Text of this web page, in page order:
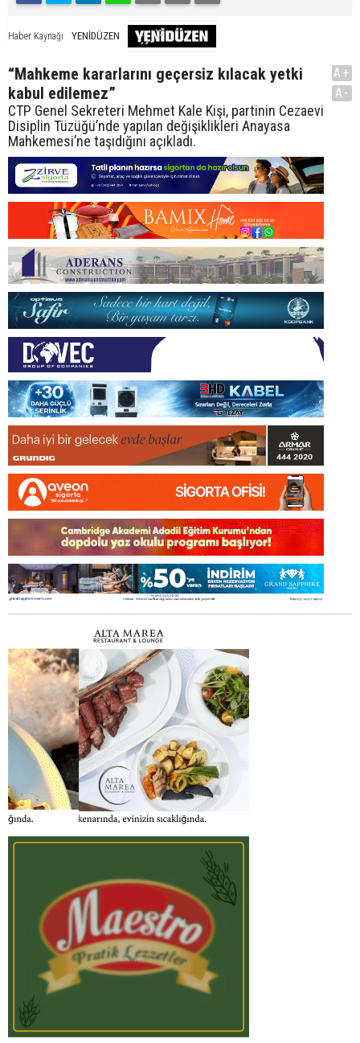
Haber Kaynağı YENİDÜZEN
“Mahkeme kararlarını geçersiz kılacak yetki
kabul edilemez”
CTP Genel Sekreteri Mehmet Kale Kişi, partinin Cezaevi
Disiplin Tüzüğü’nde yapılan değişiklikleri Anayasa
Mahkemesi’ne taşıdığını açıkladı.
A+
A-